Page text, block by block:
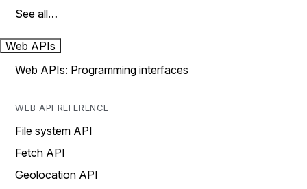
See all…
Web APIs
Web APIs: Programming interfaces
WEB API REFERENCE
File system API
Fetch API
Geolocation API